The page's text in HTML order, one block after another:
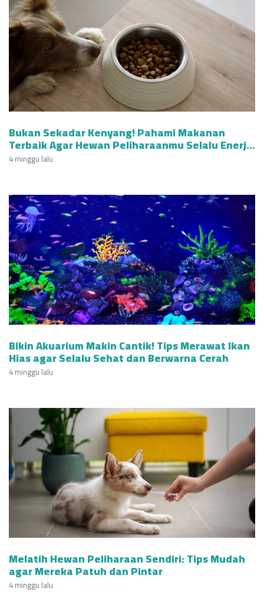
Bukan Sekadar Kenyang! Pahami Makanan
Terbaik Agar Hewan Peliharaanmu Selalu Enerjik
dan Berumur Panjang
4 minggu lalu
Bikin Akuarium Makin Cantik! Tips Merawat Ikan
Hias agar Selalu Sehat dan Berwarna Cerah
4 minggu lalu
Melatih Hewan Peliharaan Sendiri: Tips Mudah
agar Mereka Patuh dan Pintar
4 minggu lalu